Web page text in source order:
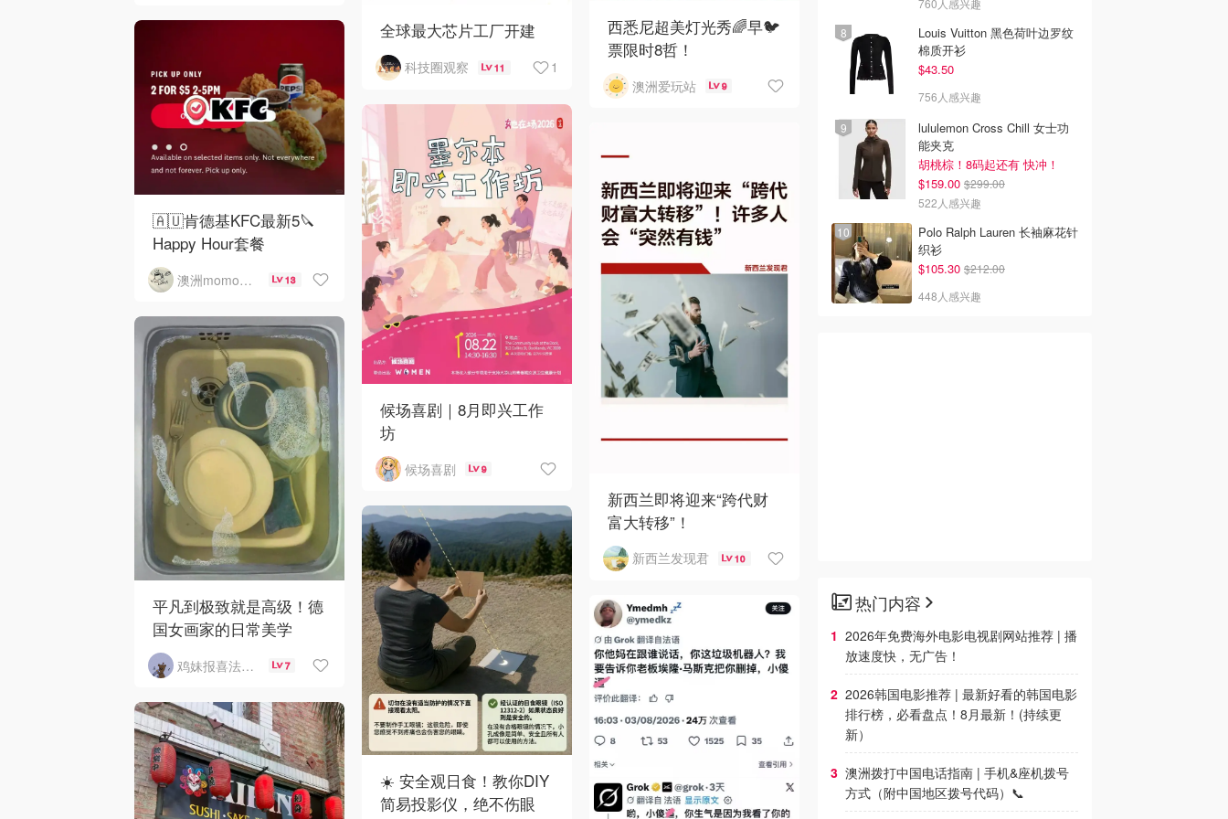
全球最大芯片工厂开建
科技圈观察 11 1
西悉尼超美灯光秀🌈早🐦
票限时8哲！
澳洲爱玩站 9
🇦🇺肯德基KFC最新5🔪
Happy Hour套餐
澳洲momo爱吃 13
候场喜剧｜8月即兴工作
坊
候场喜剧 9
新西兰即将迎来“跨代财
富大转移”！
新西兰发现君 10
平凡到极致就是高级！德
国女画家的日常美学
鸡妹报喜法国实用信息版 7
☀️ 安全观日食！教你DIY
简易投影仪，绝不伤眼
760人感兴趣
Louis Vuitton 黑色荷叶边罗纹
棉质开衫
$43.50
756人感兴趣
lululemon Cross Chill 女士功
能夹克
胡桃棕！8码起还有 快冲！
$159.00 $299.00
522人感兴趣
Polo Ralph Lauren 长袖麻花针
织衫
$105.30 $212.00
448人感兴趣
热门内容
2026年免费海外电影电视剧网站推荐 | 播
放速度快，无广告！
2026韩国电影推荐 | 最新好看的韩国电影
排行榜，必看盘点！8月最新！(持续更
新）
澳洲拨打中国电话指南 | 手机&座机拨号
方式（附中国地区拨号代码）📞